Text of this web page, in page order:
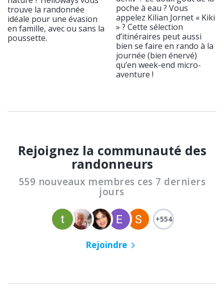
trouve la randonnée
idéale pour une évasion
en famille, avec ou sans la
poussette.
poche à eau ? Vous
appelez Kilian Jornet « Kiki
» ? Cette sélection
d’itinéraires peut aussi
bien se faire en rando à la
journée (bien énervé)
qu’en week-end micro-
aventure !
Rejoignez la communauté des
randonneurs
559 nouveaux membres ces 7 derniers
jours
+554
Rejoindre